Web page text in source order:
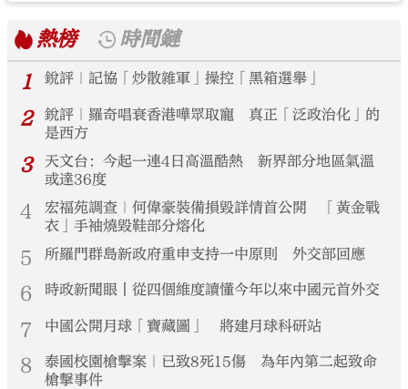
熱榜
時間鏈
1
銳評｜記協「炒散雜軍」操控「黑箱選舉」
2
銳評｜羅奇唱衰香港嘩眾取寵 真正「泛政治化」的
是西方
3
天文台：今起一連4日高溫酷熱 新界部分地區氣溫
或達36度
4
宏福苑調查｜何偉豪裝備損毀詳情首公開 「黃金戰
衣」手袖燒毀鞋部分熔化
5 所羅門群島新政府重申支持一中原則 外交部回應
6 時政新聞眼丨從四個維度讀懂今年以來中國元首外交
7 中國公開月球「寶藏圖」 將建月球科研站
8
泰國校園槍擊案｜已致8死15傷 為年內第二起致命
槍擊事件